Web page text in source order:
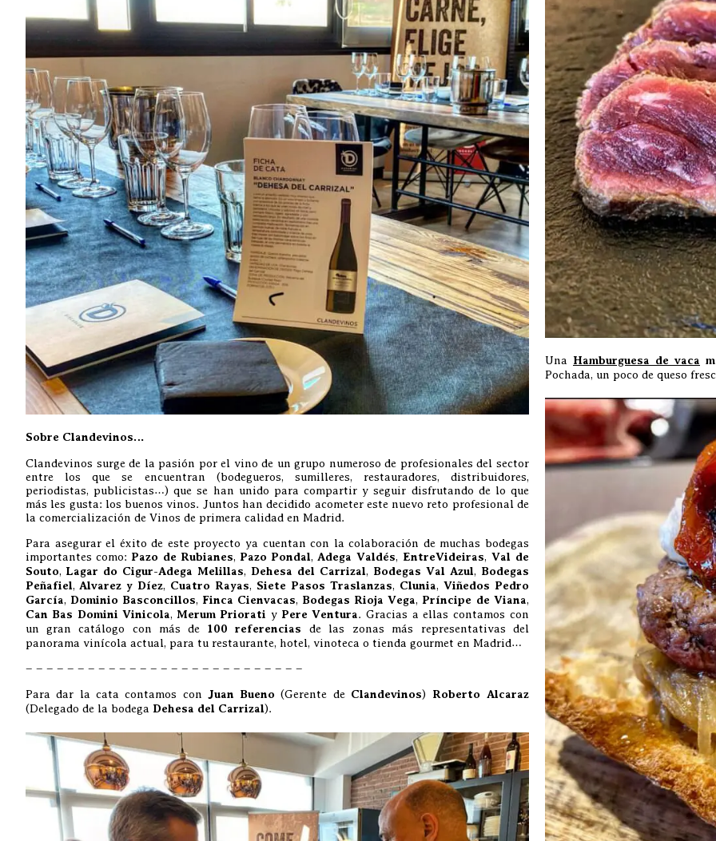
Sobre Clandevinos…
Clandevinos surge de la pasión por el vino de un grupo numeroso de profesionales del sector
entre los que se encuentran (bodegueros, sumilleres, restauradores, distribuidores,
periodistas, publicistas…) que se han unido para compartir y seguir disfrutando de lo que
más les gusta: los buenos vinos. Juntos han decidido acometer este nuevo reto profesional de
la comercialización de Vinos de primera calidad en Madrid.
Para asegurar el éxito de este proyecto ya cuentan con la colaboración de muchas bodegas
importantes como: Pazo de Rubianes, Pazo Pondal, Adega Valdés, EntreVideiras, Val de
Souto, Lagar do Cigur-Adega Melillas, Dehesa del Carrizal, Bodegas Val Azul, Bodegas
Peñafiel, Alvarez y Díez, Cuatro Rayas, Siete Pasos Traslanzas, Clunia, Viñedos Pedro
García, Dominio Basconcillos, Finca Cienvacas, Bodegas Rioja Vega, Príncipe de Viana,
Can Bas Domini Vinicola, Merum Priorati y Pere Ventura. Gracias a ellas contamos con
un gran catálogo con más de 100 referencias de las zonas más representativas del
panorama vinícola actual, para tu restaurante, hotel, vinoteca o tienda gourmet en Madrid…
– – – – – – – – – – – – – – – – – – – – – – – – – – –
Para dar la cata contamos con Juan Bueno (Gerente de Clandevinos) Roberto Alcaraz
(Delegado de la bodega Dehesa del Carrizal).
Una Hamburguesa de vaca
Pochada, un poco de queso